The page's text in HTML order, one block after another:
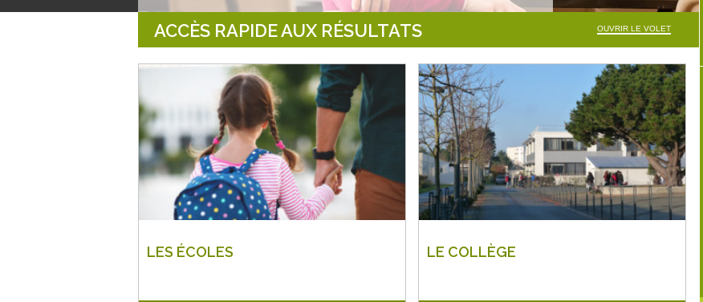
ACCÈS RAPIDE AUX RÉSULTATS OUVRIR LE VOLET
LES ÉCOLES LE COLLÈGE